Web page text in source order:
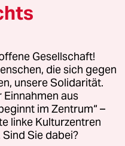
noch
das da gelesen
komplettansic
noch Spargel
Gesellschaft!
die sich gegen
unsere Solidarität.
aus
im Zentrum“ –
linke Kulturzentren
Sie dabei?